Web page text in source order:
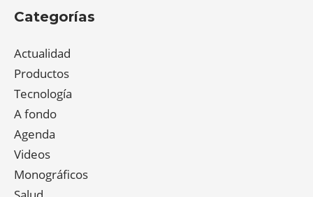
Categorías
Actualidad
Productos
Tecnología
A fondo
Agenda
Videos
Monográficos